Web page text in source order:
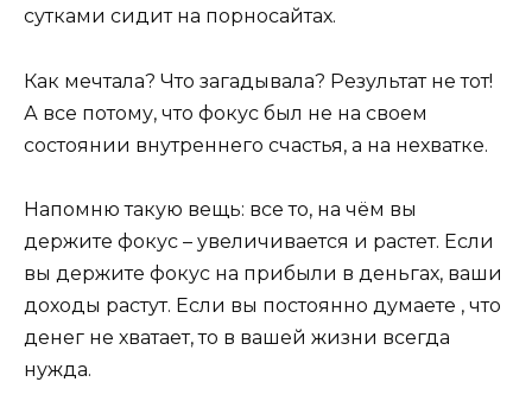
сутками сидит на порносайтах.
Как мечтала? Что загадывала? Результат не тот!
А все потому, что фокус был не на своем
состоянии внутреннего счастья, а на нехватке.
Напомню такую вещь: все то, на чём вы
держите фокус – увеличивается и растет. Если
вы держите фокус на прибыли в деньгах, ваши
доходы растут. Если вы постоянно думаете , что
денег не хватает, то в вашей жизни всегда
нужда.